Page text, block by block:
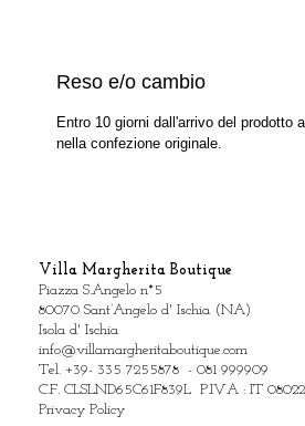
Reso e/o cambio
Entro 10 giorni dall'arrivo del
nella confezione originale.
Villa Margherita Boutique
Piazza S.Angelo n*5
80070 Sant’Angelo d' Ischia (NA)
Isola d' Ischia
info@villamargheritaboutique.com
Tel. +39- 335 7255878 - 081 999909
C.F. CLSLND65C61F839L P.IVA : IT
Privacy Policy